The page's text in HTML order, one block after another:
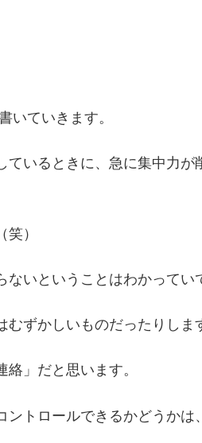
いていきます。
ているときに、急に集中力が
）
いということはわかってい
ずかしいものだったりしま
」だと思います。
トロールできるかどうかは